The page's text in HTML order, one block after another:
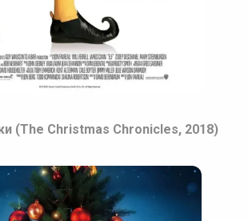
(The Christmas Chronicles, 2018)